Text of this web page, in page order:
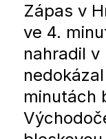
Zápas v
ve 4.
nahradil v
minutách